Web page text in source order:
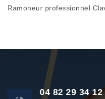
Ramoneur professionnel
04 82 29 34 12